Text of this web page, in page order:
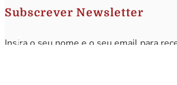
Subscrever Newsletter
Insira o seu nome e o seu email para